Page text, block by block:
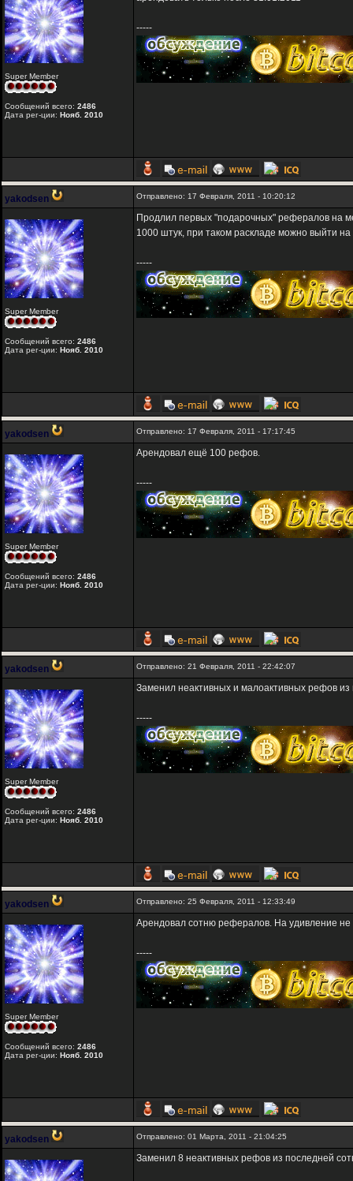
Super Member
Сообщений всего: 2486
Дата рег-ции: Нояб. 2010
-----
yakodsen Отправлено: 17 Февраля, 2011 - 10:20:12
Super Member
Сообщений всего: 2486
Дата рег-ции: Нояб. 2010
Продлил первых "подарочных" рефералов на
1000 штук, при таком раскладе можно выйти
-----
yakodsen Отправлено: 17 Февраля, 2011 - 17:17:45
Super Member
Сообщений всего: 2486
Дата рег-ции: Нояб. 2010
Арендовал ещё 100 рефов.
-----
yakodsen Отправлено: 21 Февраля, 2011 - 22:42:07
Super Member
Сообщений всего: 2486
Дата рег-ции: Нояб. 2010
Заменил неактивных и малоактивных рефов
-----
yakodsen Отправлено: 25 Февраля, 2011 - 12:33:49
Super Member
Сообщений всего: 2486
Дата рег-ции: Нояб. 2010
Арендовал сотню рефералов. На удивление
-----
yakodsen Отправлено: 01 Марта, 2011 - 21:04:25
Заменил 8 неактивных рефов из последней